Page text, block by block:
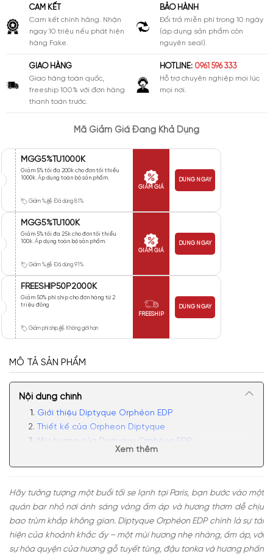
CAM KẾT
Cam kết chính hãng. Nhận
ngay 10 triệu nếu phát hiện
hàng Fake.
BẢO HÀNH
Đổi trả miễn phí trong 10 ngày
(áp dụng sản phẩm còn
nguyên seal).
GIAO HÀNG
Giao hàng toàn quốc,
freeship 100% với đơn hàng
thanh toán trước.
HOTLINE: 0961 596 333
Hỗ trợ chuyên nghiệp mọi lúc
mọi nơi.
Mã Giảm Giá Đang Khả Dụng
MGG5%TU1000K
Giảm 5% tối đa 200k cho đơn tối thiểu
1000k. Áp dụng toàn bộ sản phẩm.
Giảm % Đã dùng 81%
GIẢM GIÁ
DÙNG NGAY
MGG5%TU100K
Giảm 5% tối đa 25k cho đơn tối thiểu
100k. Áp dụng toàn bộ sản phẩm.
Giảm % Đã dùng 91%
GIẢM GIÁ
DÙNG NGAY
FREESHIP50P2000K
Giảm 50% phí ship cho đơn hàng từ 2
triệu đồng
Giảm phí ship Không giới hạn
FREESHIP
DÙNG NGAY
MÔ TẢ SẢN PHẨM
Nội dung chính
Giới thiệu Diptyque Orphéon EDP
Thiết kế của Orpheon Diptyque
Mùi hương của Diptyque Orphéon EDP
Xem thêm
Hãy tưởng tượng một buổi tối se lạnh tại Paris, bạn bước vào một
quán bar nhỏ nơi ánh sáng vàng ấm áp và hương thơm dễ chịu
bao trùm khắp không gian. Diptyque Orphéon EDP chính là sự tái
hiện của khoảnh khắc ấy – một mùi hương nhẹ nhàng, ấm áp, với
sự hòa quyện của hương gỗ tuyết tùng, đậu tonka và hương phấn